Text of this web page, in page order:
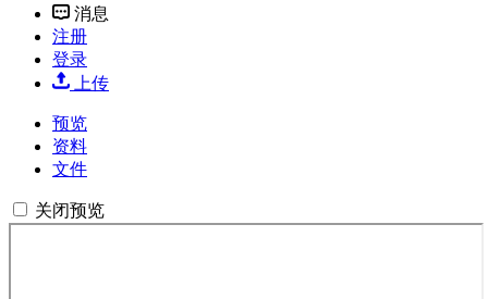
消息
注册
登录
上传
预览
资料
文件
关闭预览